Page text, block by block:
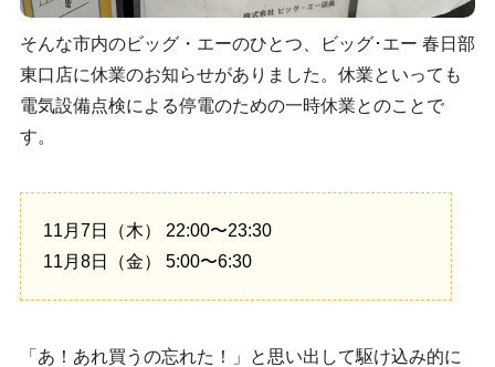
そんな市内のビッグ・エーのひとつ、ビッグ･エー 春日部
東口店に休業のお知らせがありました。休業といっても
電気設備点検による停電のための一時休業とのことで
す。
11月7日（木） 22:00〜23:30
11月8日（金） 5:00〜6:30
「あ！あれ買うの忘れた！」と思い出して駆け込み的に